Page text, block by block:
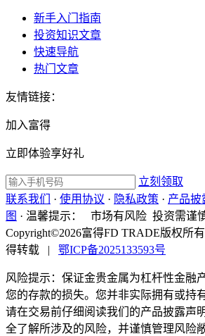
新手入门指南
投资知识文章
快速导航
热门文章
友情链接：
加入富得
立即体验享好礼
立刻领取
联系我们
· 使用协议 · 隐私政策 · 产品披
图 · 温馨提示：
市场有风险 投资需谨
Copyright©2026富得FD TRADE版权所
得转载
| 鄂ICP备2025133593号
风险提示：保证金贵金属为杠杆性金融
您的存款的损失。您并非实际拥有或持
请在交易前仔细阅读我们的产品披露声
全了解所涉及的风险，并谨慎管理风险